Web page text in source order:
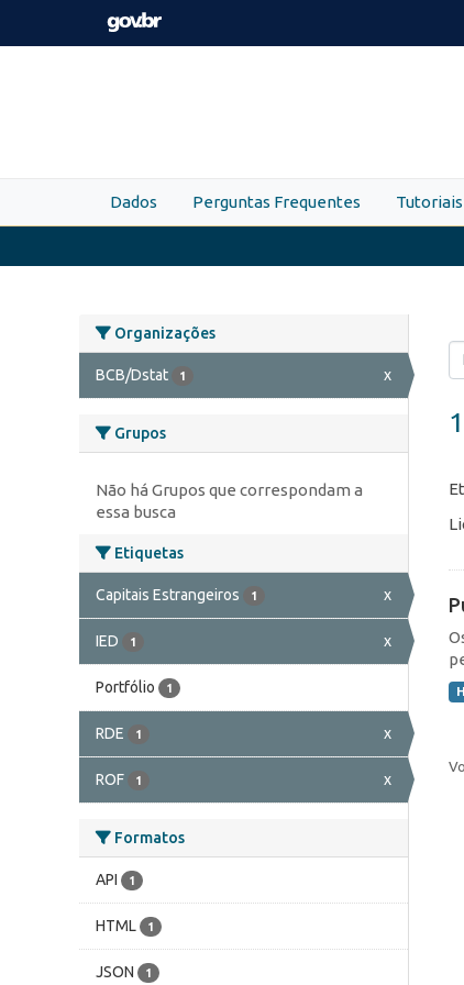
Skip to main content
Dados Perguntas Frequentes Tutoriais
Organizações
BCB/Dstat 1 x
Grupos
Não há Grupos que correspondam a
essa busca
Etiquetas
Capitais Estrangeiros 1 x
IED 1 x
Portfólio 1
RDE 1 x
ROF 1 x
Formatos
API 1
HTML 1
JSON 1